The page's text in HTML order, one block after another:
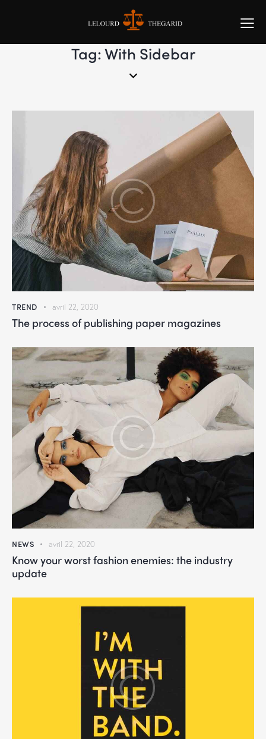
Tag: With Sidebar
TREND avril 22, 2020
The process of publishing paper magazines
NEWS avril 22, 2020
Know your worst fashion enemies: the industry
update